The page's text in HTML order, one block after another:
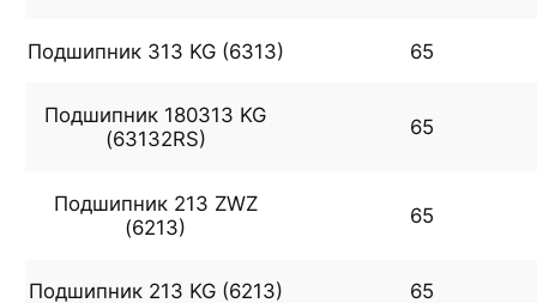
Подшипник 313 KG (6313) 65
Подшипник 180313 KG
(63132RS)
65
Подшипник 213 ZWZ
(6213)
65
Подшипник 213 KG (6213) 65